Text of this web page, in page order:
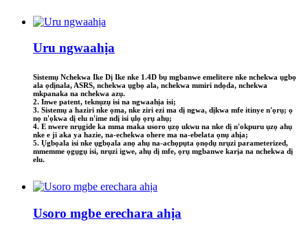
Uru ngwaahịa
Sistemụ Nchekwa Ike Dị Ike nke 1.4D bụ mgbanwe emelitere nke nchekwa ụgbọ
ala ọdịnala, ASRS, nchekwa ụgbọ ala, nchekwa mmiri ndọda, nchekwa
mkpanaka na nchekwa azụ.
2. Inwe patent, teknụzụ isi na ngwaahịa isi;
3. Sistemụ a haziri nke ọma, nke ziri ezi ma dị ngwa, dịkwa mfe itinye n'ọrụ; ọ
nọ n'ọkwa dị elu n'ime ndị isi ụlọ ọrụ ahụ;
4. E nwere nrụgide ka mma maka usoro ụzọ ukwu na nke dị n'okpuru ụzọ ahụ
nke e ji aka ya hazie, na-echekwa ohere ma na-ebelata ọnụ ahịa;
5. Ụgbọala isi nke ụgbọala anọ ahụ na-achọpụta ọnọdụ nrụzi parameterized,
mmemme ọgụgụ isi, nrụzi igwe, ahụ dị mfe, ọrụ mgbanwe karịa na nchekwa dị
elu.
Usoro mgbe erechara ahịa